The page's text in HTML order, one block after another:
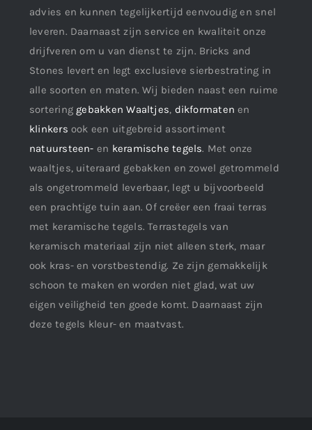
advies en kunnen tegelijkertijd eenvoudig en snel
leveren. Daarnaast zijn service en kwaliteit onze
drijfveren om u van dienst te zijn. Bricks and
Stones levert en legt exclusieve sierbestrating in
alle soorten en maten. Wij bieden naast een ruime
sortering gebakken Waaltjes, dikformaten en
klinkers ook een uitgebreid assortiment
natuursteen- en keramische tegels. Met onze
waaltjes, uiteraard gebakken en zowel getrommeld
als ongetrommeld leverbaar, legt u bijvoorbeeld
een prachtige tuin aan. Of creëer een fraai terras
met keramische tegels. Terrastegels van
keramisch materiaal zijn niet alleen sterk, maar
ook kras- en vorstbestendig. Ze zijn gemakkelijk
schoon te maken en worden niet glad, wat uw
eigen veiligheid ten goede komt. Daarnaast zijn
deze tegels kleur- en maatvast.